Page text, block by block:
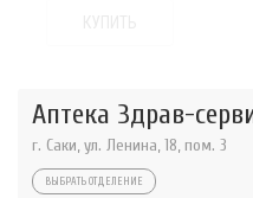
Аптека Здрав-
г. Саки, ул. Ленина, 18, пом. 3
ВЫБРАТЬ ОТДЕЛЕНИЕ